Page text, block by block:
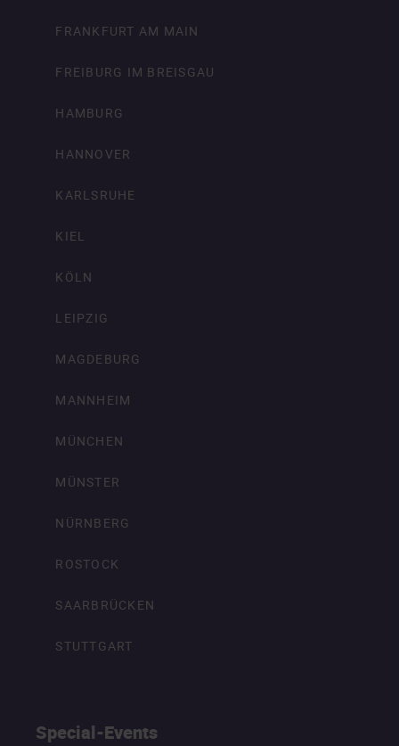
FRANKFURT AM MAIN
FREIBURG IM BREISGAU
HAMBURG
HANNOVER
KARLSRUHE
KIEL
KÖLN
LEIPZIG
MAGDEBURG
MANNHEIM
MÜNCHEN
MÜNSTER
NÜRNBERG
ROSTOCK
SAARBRÜCKEN
STUTTGART
Special-Events